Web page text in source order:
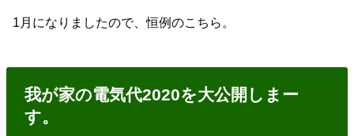
1月になりましたので、恒例のこちら。
我が家の電気代2020を大公開しまー
す。